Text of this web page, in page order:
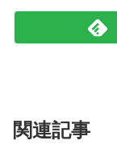
関連記事